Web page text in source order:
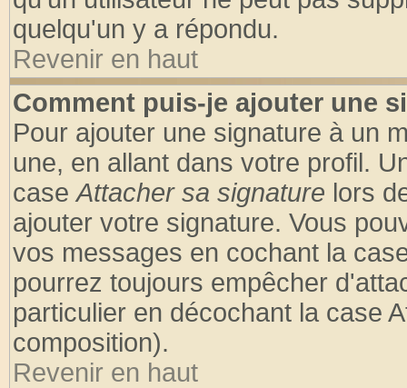
quelqu'un y a répondu.
Revenir en haut
Comment puis-je ajouter une
Pour ajouter une signature à un
une, en allant dans votre profil.
caseAttacher sa signature lors
ajouter votre signature. Vous
vos messages en cochant la
pourrez toujours empêcher
particulier en décochant la case
composition).
Revenir en haut